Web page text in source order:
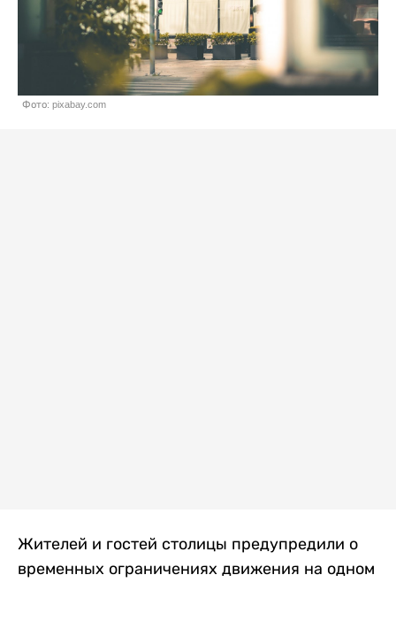
Фото: pixabay.com
Жителей и гостей столицы предупредили о
временных ограничениях движения на одном